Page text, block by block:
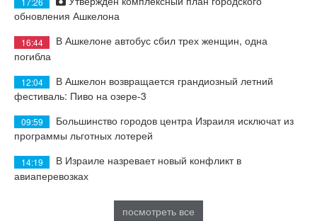
обновления Ашкелона
16:44
В Ашкелоне автобус сбил трех женщин, одна
погибла
12:04
В Ашкелон возвращается грандиозный летний
фестиваль: Пиво на озере-3
09:59
Большинство городов центра Израиля исключат из
программы льготных лотерей
14:19
В Израиле назревает новый конфликт в
авиаперевозках
посмотреть все